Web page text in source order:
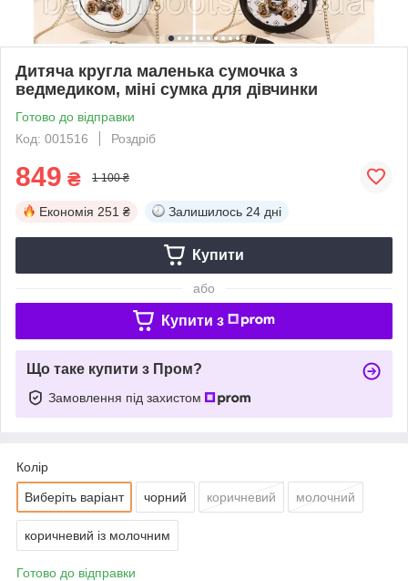
Дитяча кругла маленька сумочка з
ведмедиком, міні сумка для дівчинки
Готово до відправки
Код: 001516
Роздріб
849 ₴ 1 100 ₴
Економія 251 ₴ Залишилось 24 дні
Купити
або
Купити з
Що таке купити з Пром?
Замовлення під захистом
Колір
Виберіть варіант чорний коричневий молочний
коричневий із молочним
Готово до відправки